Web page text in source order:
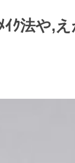
ｲｸ法や,